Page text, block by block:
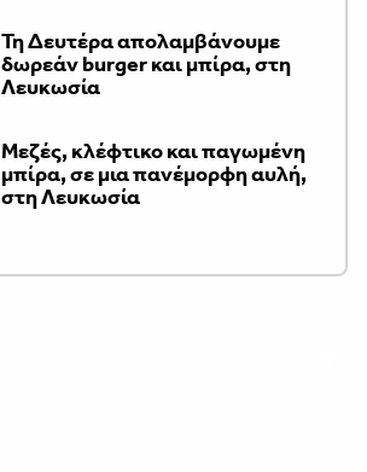
Τη Δευτέρα απολαμβάνουμε
δωρεάν burger και μπίρα, στη
Λευκωσία
Μεζές, κλέφτικο και παγωμένη
μπίρα, σε μια πανέμορφη αυλή,
στη Λευκωσία